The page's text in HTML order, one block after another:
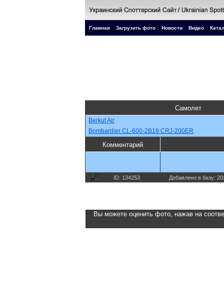
Главная Загрузить фото Новости Видео
Самолет
Berkut Air
Bombardier CL-600-2B19 CRJ-200ER
Комментарий
ID: 134253 Добавлено в базу:
Вы можете оценить фото, нажав на